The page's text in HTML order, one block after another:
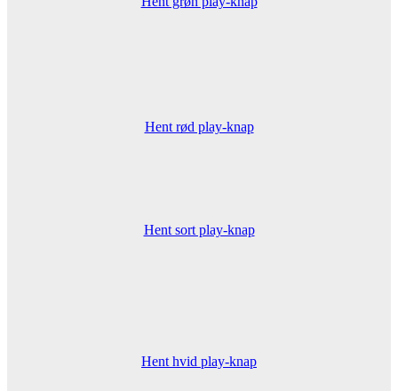
Hent rød play-knap
Hent sort play-knap
Hent hvid play-knap